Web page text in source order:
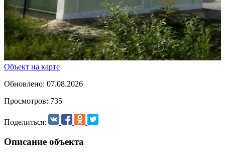
Объект на карте
Обновлено: 07.08.2026
Просмотров: 735
Поделиться:
Описание объекта